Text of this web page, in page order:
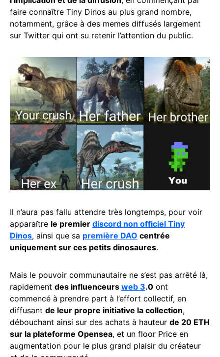
faire connaître Tiny Dinos au plus grand nombre,
notamment, grâce à des memes diffusés largement
sur Twitter qui ont su retenir l’attention du public.
Il n’aura pas fallu attendre très longtemps, pour voir
apparaître le premier discord non officiel Tiny
Dinos, ainsi que sa première DAO centrée
uniquement sur ces petits dinosaures.
Mais le pouvoir communautaire ne s’est pas arrêté là,
rapidement des influenceurs web 3.0 ont
commencé à prendre part à l’effort collectif, en
diffusant de leur propre initiative la collection,
débouchant ainsi sur des achats à hauteur de 20 ETH
sur la plateforme Opensea, et un floor Price en
augmentation pour le plus grand plaisir du créateur